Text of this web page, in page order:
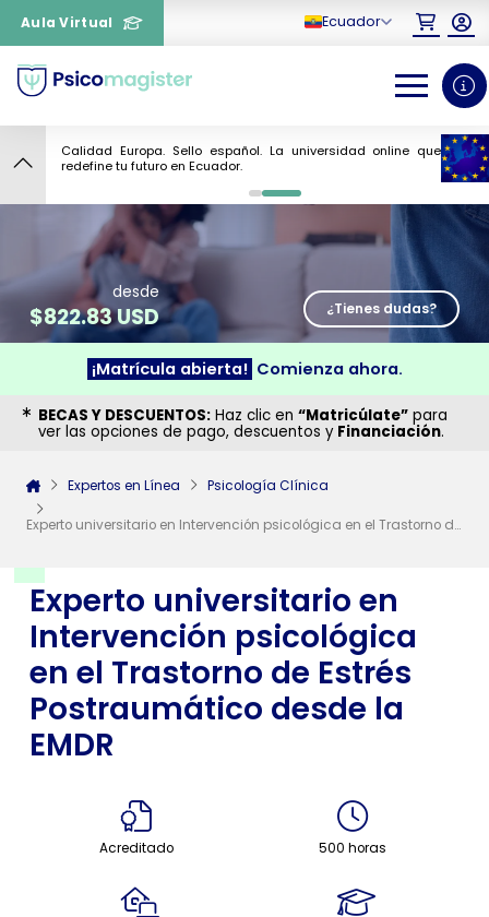
Aula Virtual Ecuador
Calidad Europa. Sello español. La universidad online que
redefine tu futuro en Ecuador.
0 1
Experto universitario en
Intervención psicológica
en el Trastorno de Estrés
Postraumático desde la
EMDR
Acreditado 500 horas
4
desde
$822.83 USD ¿Tienes dudas?
¡Matrícula abierta! Comienza ahora.
BECAS Y DESCUENTOS: Haz clic en “Matricúlate” para
ver las opciones de pago, descuentos y Financiación.
Expertos en Línea Psicología Clínica
Experto universitario en Intervención psicológica en el Trastorno de Estrés Postraumático desde la EMDR
¿Necesitas más información
sobre un curso?